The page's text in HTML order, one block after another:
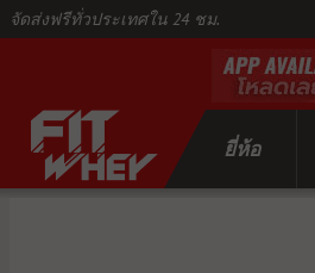
จัดส่งฟรีทั่วประเทศใน 24 ชม.
ยี่ห้อ